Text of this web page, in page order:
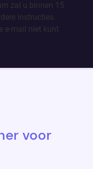
zal u binnen 15
instructies.
e-mail niet kunt
voor